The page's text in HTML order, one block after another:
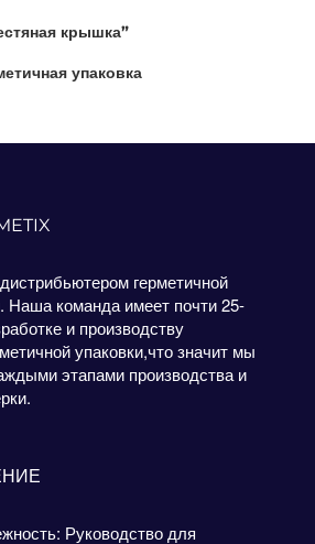
крышка”
упаковка
герметичной
Наша команда имеет почти 25-
и производству
упаковки,что значит мы
этапами производства и
Руководство для